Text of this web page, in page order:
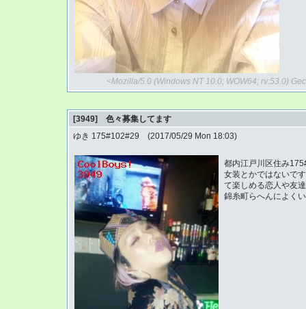
<Mozilla/5.0 (Windows NT 10.0; WOW64; rv:53.0)
[3949] 色々募集してます
ゆき 175#102#29 (2017/05/29 Mon 18:03)
都内江戸川区住み
女装とかではないで
て楽しめる恋人や友
錦糸町らへんによく